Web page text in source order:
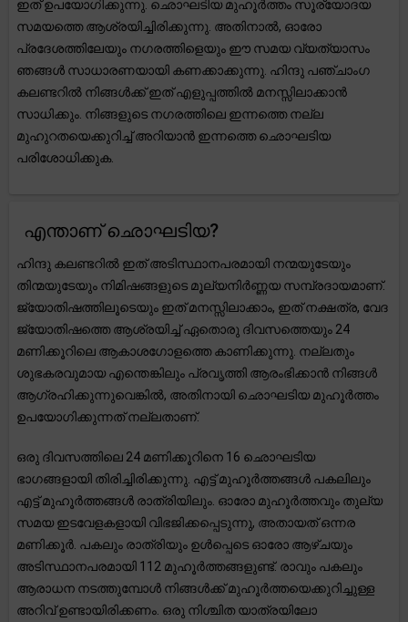
ഇത് ഉപയോഗിക്കുന്നു. ഛൊഘടിയ മുഹൂർത്തം സൂര്യോദയ
സമയത്തെ ആശ്രയിച്ചിരിക്കുന്നു. അതിനാൽ, ഓരോ
പ്രദേശത്തിലേയും നഗരത്തിളെയും ഈ സമയ വ്യത്യാസം
ഞങ്ങൾ സാധാരണയായി കണക്കാക്കുന്നു. ഹിന്ദു പഞ്ചാംഗ
കലണ്ടറിൽ നിങ്ങൾക്ക് ഇത് എളുപ്പത്തിൽ മനസ്സിലാക്കാൻ
സാധിക്കും. നിങ്ങളുടെ നഗരത്തിലെ ഇന്നത്തെ നല്ല
മുഹുറതയെക്കുറിച്ച് അറിയാൻ ഇന്നത്തെ ഛൊഘടിയ
പരിശോധിക്കുക.
എന്താണ് ഛൊഘടിയ?
ഹിന്ദു കലണ്ടറിൽ ഇത് അടിസ്ഥാനപരമായി നന്മയുടേയും
തിന്മയുടേയും നിമിഷങ്ങളുടെ മൂല്യനിർണ്ണയ സമ്പ്രദായമാണ്.
ജ്യോതിഷത്തിലൂടെയും ഇത് മനസ്സിലാക്കാം, ഇത് നക്ഷത്ര, വേദ
ജ്യോതിഷത്തെ ആശ്രയിച്ച് ഏതൊരു ദിവസത്തെയും 24
മണിക്കൂറിലെ ആകാശഗോളത്തെ കാണിക്കുന്നു. നല്ലതും
ശുഭകരവുമായ എന്തെങ്കിലും പ്രവൃത്തി ആരംഭിക്കാൻ നിങ്ങൾ
ആഗ്രഹിക്കുന്നുവെങ്കിൽ, അതിനായി ഛൊഘടിയ മുഹൂർത്തം
ഉപയോഗിക്കുന്നത് നല്ലതാണ്.
ഒരു ദിവസത്തിലെ 24 മണിക്കൂറിനെ 16 ഛൊഘടിയ
ഭാഗങ്ങളായി തിരിച്ചിരിക്കുന്നു. എട്ട് മുഹൂർത്തങ്ങൾ പകലിലും
എട്ട് മുഹൂർത്തങ്ങൾ രാത്രിയിലും. ഓരോ മുഹൂർത്തവും തുല്യ
സമയ ഇടവേളകളായി വിഭജിക്കപ്പെടുന്നു, അതായത് ഒന്നര
മണിക്കൂർ. പകലും രാത്രിയും ഉൾപ്പെടെ ഓരോ ആഴ്ചയും
അടിസ്ഥാനപരമായി 112 മുഹൂർത്തങ്ങളുണ്ട്. രാവും പകലും
ആരാധന നടത്തുമ്പോൾ നിങ്ങൾക്ക് മുഹൂർത്തയെക്കുറിച്ചുള്ള
അറിവ് ഉണ്ടായിരിക്കണം. ഒരു നിശ്ചിത യാത്രയിലോ